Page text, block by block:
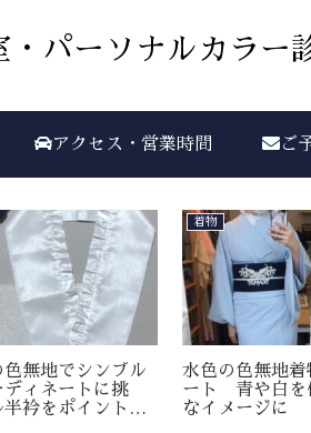
パーソナルカラー
アクセス・営業時間 ご
色無地でシンプル
ディネートに挑
衿をポイントに
着物
水色の色無地
ート 青や白を
なイメージに